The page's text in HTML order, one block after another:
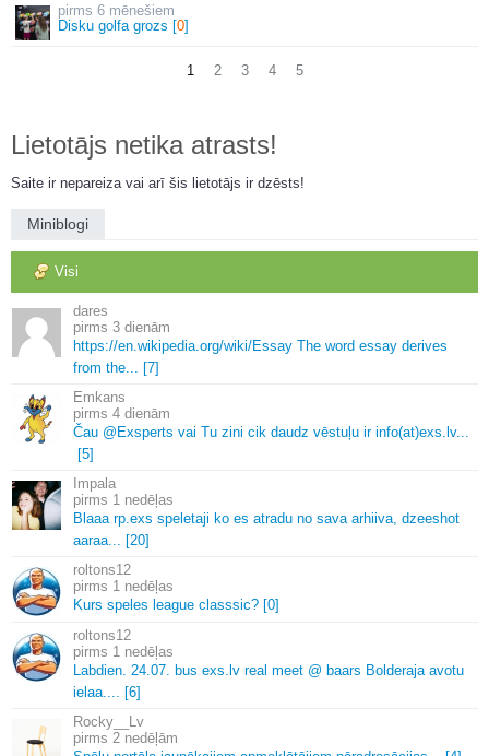
6 mēnešiem
Disku golfa grozs [0]
1 2 3 4 5
Lietotājs netika atrasts!
Saite ir nepareiza vai arī šis lietotājs ir dzēsts!
Miniblogi
Visi
dares
3 dienām
https://en. wikipedia. org/wiki/Essay The word essay derives
from the.
[7]
Emkans
4 dienām
Čau @Exsperts vai Tu zini cik daudz vēstuļu ir info(at)exs. lv.
[5]
Impala
1 nedēļas
Blaaa rp. exs speletaji ko es atradu no sava arhiiva, dzeeshot
aaraa.
[20]
roltons12
1 nedēļas
Kurs speles league classsic? [0]
roltons12
1 nedēļas
Labdien. 24. 07. bus exs. lv real meet @ baars Bolderaja avotu
ielaa.
[6]
Rocky__Lv
2 nedēļām